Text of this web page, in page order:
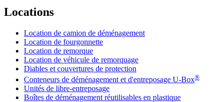
Locations
Location de camion de déménagement
Location de fourgonnette
Location de remorque
Location de véhicule de remorquage
Diables et couvertures de protection
Conteneurs de déménagement et d'entreposage U-Box®
Unités de libre-entreposage
Boîtes de déménagement réutilisables en plastique